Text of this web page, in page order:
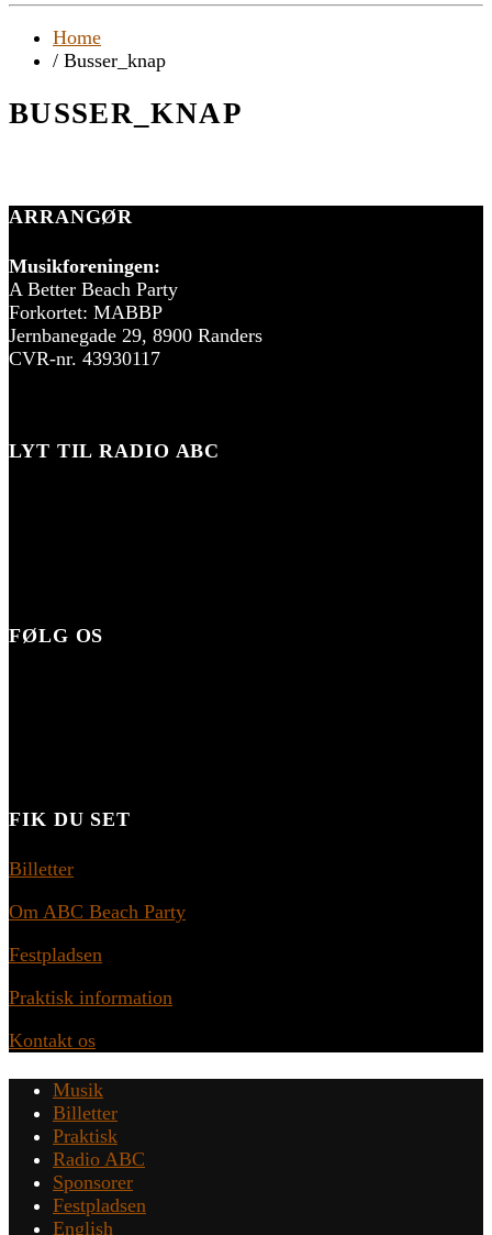
Home
/ Busser_knap
BUSSER_KNAP
ARRANGØR
Musikforeningen:
A Better Beach Party
Forkortet: MABBP
Jernbanegade 29, 8900 Randers
CVR-nr. 43930117
LYT TIL RADIO ABC
FØLG OS
FIK DU SET
Billetter
Om ABC Beach Party
Festpladsen
Praktisk information
Kontakt os
Musik
Billetter
Praktisk
Radio ABC
Sponsorer
Festpladsen
English